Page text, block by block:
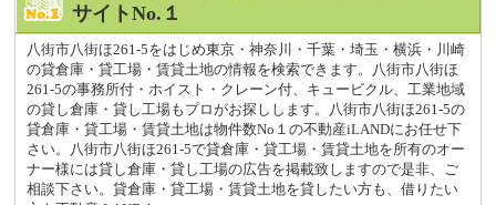
サイトNo.１
八街市八街ほ261-5をはじめ東京・神奈川・千葉・埼玉・横浜・川崎
の貸倉庫・貸工場・賃貸土地の情報を検索できます。八街市八街ほ
261-5の事務所付・ホイスト・クレーン付、キュービクル、工業地域
の貸し倉庫・貸し工場もプロがお探しします。八街市八街ほ261-5の
貸倉庫・貸工場・賃貸土地は物件数No１の不動産iLANDにお任せ下
さい。八街市八街ほ261-5で貸倉庫・貸工場・賃貸土地を所有のオー
ナー様には貸し倉庫・貸し工場の広告を掲載致しますので是非、ご
相談下さい。貸倉庫・貸工場・賃貸土地を貸したい方も、借りたい